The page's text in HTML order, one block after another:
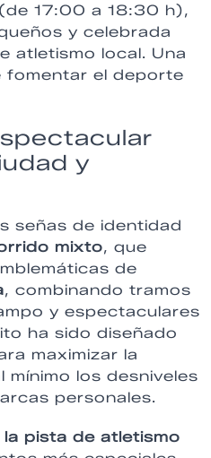
(de 17:00 a 18:30 h),
y celebrada
atletismo local. Una
fomentar el deporte
y
señas de identidad
mixto, que
de
, combinando tramos
y espectaculares
ha sido diseñado
maximizar la
los desniveles
personales.
pista de atletismo